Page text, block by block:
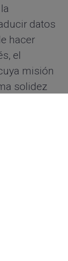
datos
hacer
el
misión
solidez